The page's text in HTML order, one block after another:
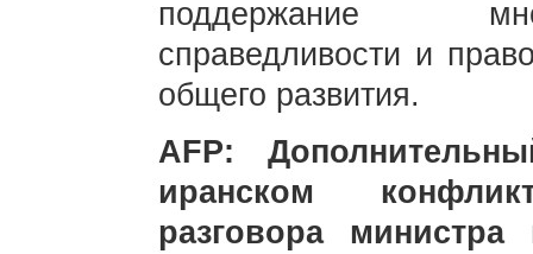
поддержание
справедливости и
общего развития.
AFP:
иранском
разговора